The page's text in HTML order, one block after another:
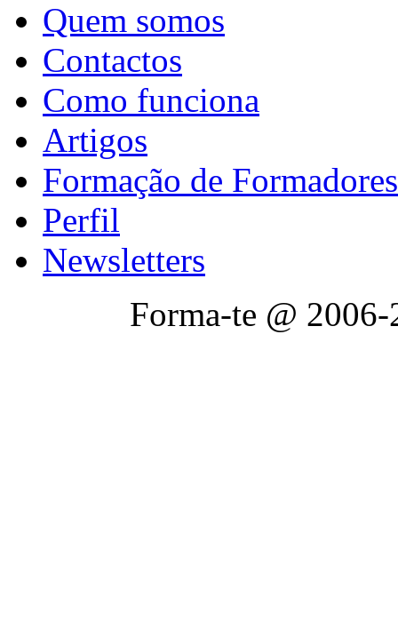
Quem somos
Contactos
Como funciona
Artigos
Formação de Formadores
Perfil
Newsletters
Forma-te @